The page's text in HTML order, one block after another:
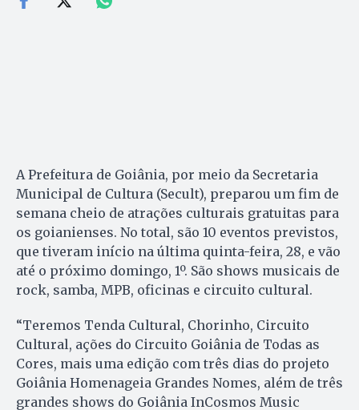
A Prefeitura de Goiânia, por meio da Secretaria
Municipal de Cultura (Secult), preparou um fim de
semana cheio de atrações culturais gratuitas para
os goianienses. No total, são 10 eventos previstos,
que tiveram início na última quinta-feira, 28, e vão
até o próximo domingo, 1º. São shows musicais de
rock, samba, MPB, oficinas e circuito cultural.
“Teremos Tenda Cultural, Chorinho, Circuito
Cultural, ações do Circuito Goiânia de Todas as
Cores, mais uma edição com três dias do projeto
Goiânia Homenageia Grandes Nomes, além de três
grandes shows do Goiânia InCosmos Music